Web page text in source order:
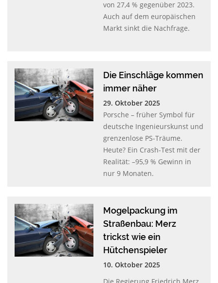
von 27,4 % gegenüber 2023.
Auch auf dem europäischen
Markt sinkt die Nachfrage.
Die Einschläge kommen
immer näher
29. Oktober 2025
Porsche – früher Symbol für
deutsche Ingenieurskunst und
grenzenlose PS-Träume.
Heute? Ein Crash-Test mit der
Realität: –95,9 % Gewinn in
nur 9 Monaten.
Mogelpackung im
Straßenbau: Merz
trickst wie ein
Hütchenspieler
10. Oktober 2025